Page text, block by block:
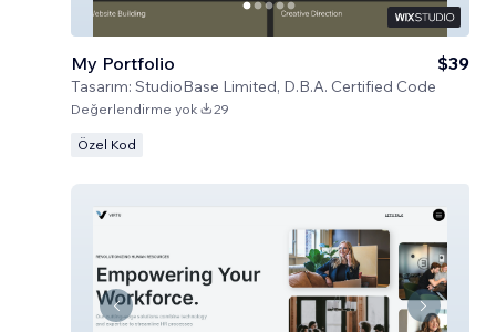
My Portfolio
Tasarım: StudioBase Limited, D.B.A. Certified Code
$39
Değerlendirme yok 29
Özel Kod